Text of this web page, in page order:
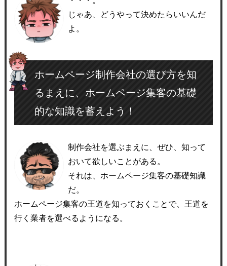
じゃあ、どうやって決めたらいいんだ
よ。
ホームページ制作会社の選び方を知
るまえに、ホームページ集客の基礎
的な知識を蓄えよう！
制作会社を選ぶまえに、ぜひ、知って
おいて欲しいことがある。
それは、ホームページ集客の基礎知識
だ。
ホームページ集客の王道を知っておくことで、王道を
行く業者を選べるようになる。